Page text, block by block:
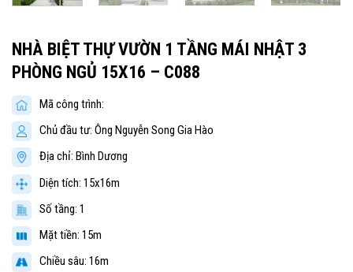
NHÀ BIỆT THỰ VƯỜN 1 TẦNG MÁI NHẬT 3
PHÒNG NGỦ 15X16 – C088
Mã công trình:
Chủ đầu tư: Ông Nguyễn Song Gia Hào
Địa chỉ: Bình Dương
Diện tích: 15x16m
Số tầng: 1
Mặt tiền: 15m
Chiều sâu: 16m